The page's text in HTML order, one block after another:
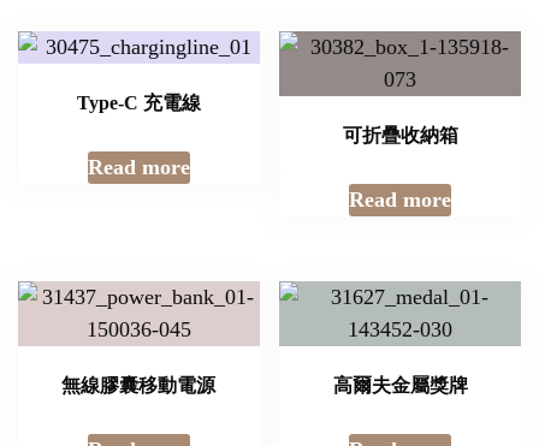
Type-C 充電線
Read more
可折疊收納箱
Read more
無線膠囊移動電源 高爾夫金屬獎牌